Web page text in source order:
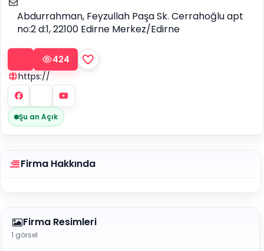
Abdurrahman, Feyzullah Paşa Sk. Cerrahoğlu apt
no:2 d:1, 22100 Edirne Merkez/Edirne
424
https://
Şu an Açık
Firma Hakkında
Firma Resimleri
1 görsel